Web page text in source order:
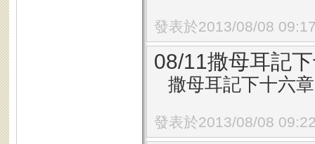
發表於2013/08/08
08/11撒母耳記
撒母耳記下十六
發表於2013/08/08